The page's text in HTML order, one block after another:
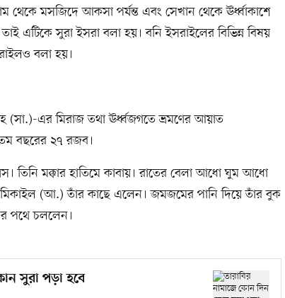
থেকে মসজিদে আকসা পর্যন্ত এবং সেখান থেকে ঊর্ধ্বাকাশে
এটিকে সুরা ইসরা বলা হয়। বনি ইসরাইলের বিভিন্ন বিষয়
বলা হয়।
(সা.)-এর মিরাজ তথা ঊর্ধ্বজগতে ভ্রমণের আয়াত
বছরের ২৭ রজব।
তিনি মক্কার হাতিমে কাবায়। রাতের বেলা আধো ঘুম আধো
(আ.) তাঁর কাছে এলেন। জমজমের পানি দিয়ে তাঁর বুক
পথে চললেন।
সুরা পড়া হবে